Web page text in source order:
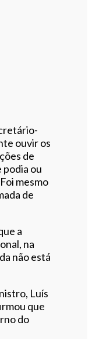
ouvir os
de
podia ou
mesmo
de
a
na
não está
Luís
que
do